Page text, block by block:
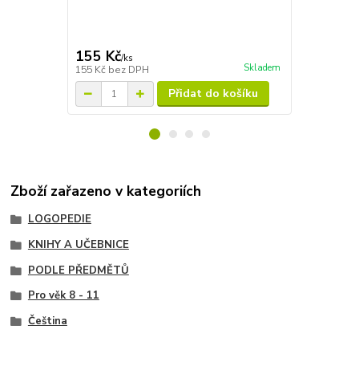
155 Kč/ks
155 Kč bez DPH Skladem
Přidat do košíku
Zboží zařazeno v kategoriích
LOGOPEDIE
KNIHY A UČEBNICE
PODLE PŘEDMĚTŮ
Pro věk 8 - 11
Čeština